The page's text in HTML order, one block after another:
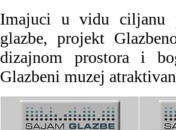
Imajuci u vidu ciljanu
glazbe, projekt
dizajnom prostora i
Glazbeni muzej